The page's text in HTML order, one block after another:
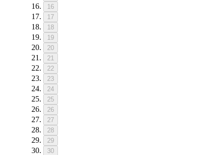
16
17
18
19
20
21
22
23
24
25
26
27
28
29
30